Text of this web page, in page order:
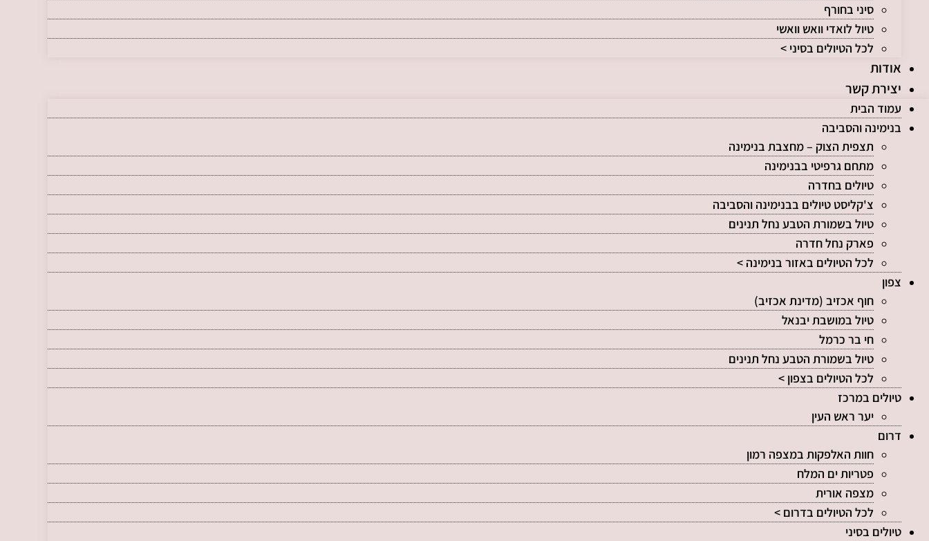
סיני בחורף
טיול לואדי וואש וואשי
לכל הטיולים בסיני >
אודות
יצירת קשר
עמוד הבית
בנימינה והסביבה
תצפית הצוק – מחצבת בנימינה
מתחם גרפיטי בבנימינה
טיולים בחדרה
צ'קליסט טיולים בבנימינה והסביבה
טיול בשמורת הטבע נחל תנינים
פארק נחל חדרה
לכל הטיולים באזור בנימינה >
צפון
חוף אכזיב (מדינת אכזיב)
טיול במושבת יבנאל
חי בר כרמל
טיול בשמורת הטבע נחל תנינים
לכל הטיולים בצפון >
טיולים במרכז
יער ראש העין
דרום
חוות האלפקות במצפה רמון
פטריות ים המלח
מצפה אורית
לכל הטיולים בדרום >
טיולים בסיני